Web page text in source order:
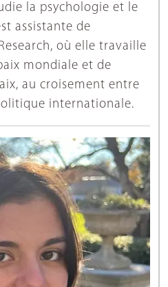
la psychologie et le
assistante de
où elle travaille
mondiale et de
au croisement entre
internationale.